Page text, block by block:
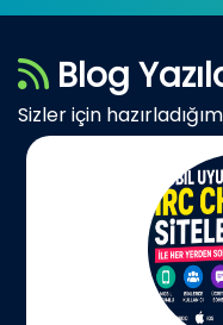
Blog
Sizler için